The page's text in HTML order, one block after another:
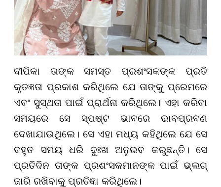
ଦୀପିକା ତାଙ୍କ ସମସ୍ତ ପ୍ରଶଂସକଙ୍କ ପ୍ରତି
କୃତଜ୍ଞତା ପ୍ରକାଶ କରିଥିଲେ ଯେ ତାଙ୍କୁ ପ୍ରେମରେ
ଏବଂ ସୁସ୍ଥତା ପାଇଁ ପ୍ରାର୍ଥନା କରିଥିଲେ। ଏହା କରିବା
ସମୟରେ ସେ ସ୍ପଷ୍ଟ ଭାବରେ ଭାବପ୍ରବଣ
ଦେଖାଯାଉଥିଲେ। ସେ ଏହା ମଧ୍ୟ କହିଥିଲେ ଯେ ସେ
ବହୁତ ସମୟ ଧରି ଦୁଃଖ ଅନୁଭବ କରୁଛନ୍ତି। ସେ
ପ୍ରତିଦିନ ତାଙ୍କ ପ୍ରଶଂସକମାନଙ୍କ ପାଇଁ ଭ୍ଲଗ୍
ଜାରି ରଖିବାକୁ ପ୍ରତିଜ୍ଞା କରିଥିଲେ।